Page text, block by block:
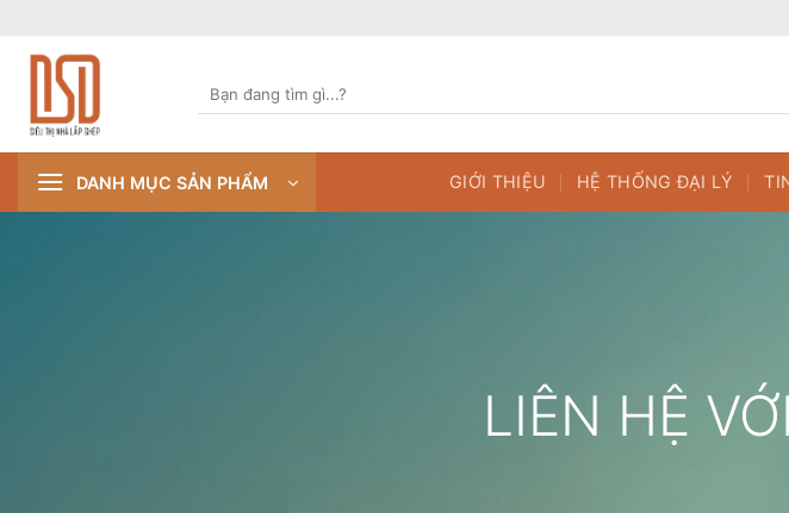
content
Tìm
kiếm:
DANH MỤC SẢN PHẨM GIỚI THIỆU HỆ THỐNG ĐẠI LÝ
LIÊN HỆ